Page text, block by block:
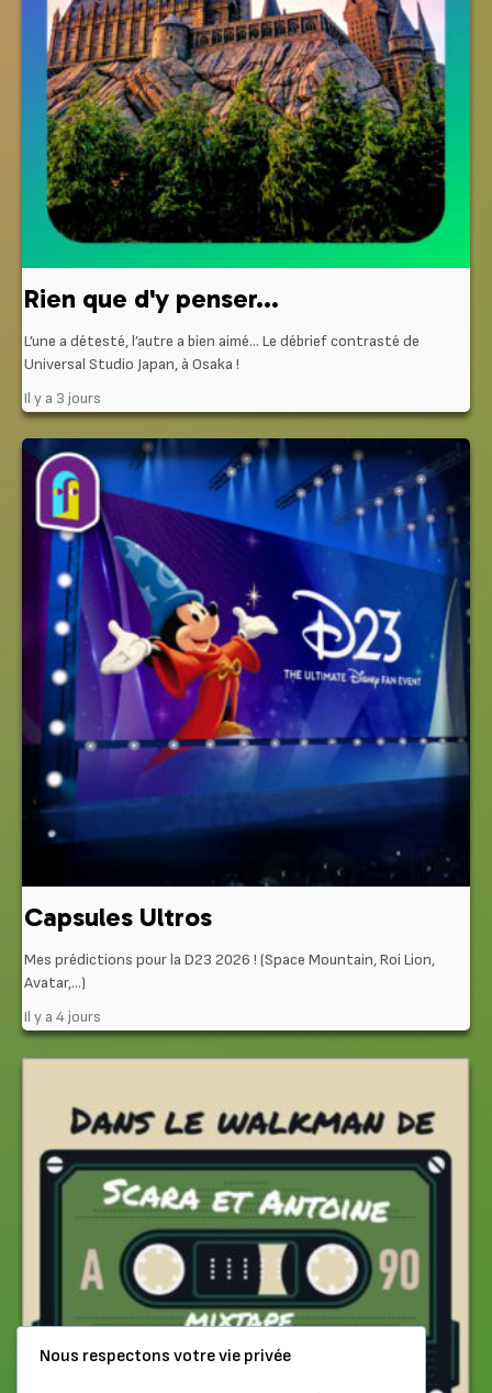
Rien que d'y penser...
L’une a détesté, l’autre a bien aimé… Le débrief contrasté de
Universal Studio Japan, à Osaka !
Il y a 3 jours
Capsules Ultros
Mes prédictions pour la D23 2026 ! (Space Mountain, Roi Lion,
Avatar,…)
Il y a 4 jours
Nous respectons votre vie privée